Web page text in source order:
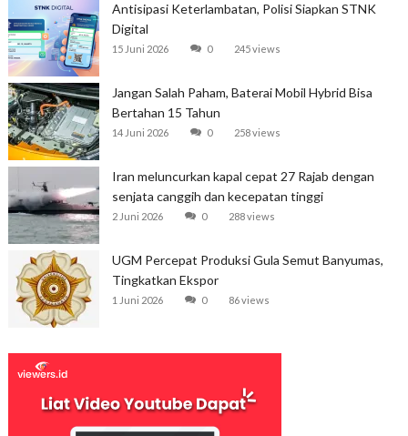
Antisipasi Keterlambatan, Polisi Siapkan STNK
Digital
15 Juni 2026 0 245 views
Jangan Salah Paham, Baterai Mobil Hybrid Bisa
Bertahan 15 Tahun
14 Juni 2026 0 258 views
Iran meluncurkan kapal cepat 27 Rajab dengan
senjata canggih dan kecepatan tinggi
2 Juni 2026 0 288 views
UGM Percepat Produksi Gula Semut Banyumas,
Tingkatkan Ekspor
1 Juni 2026 0 86 views